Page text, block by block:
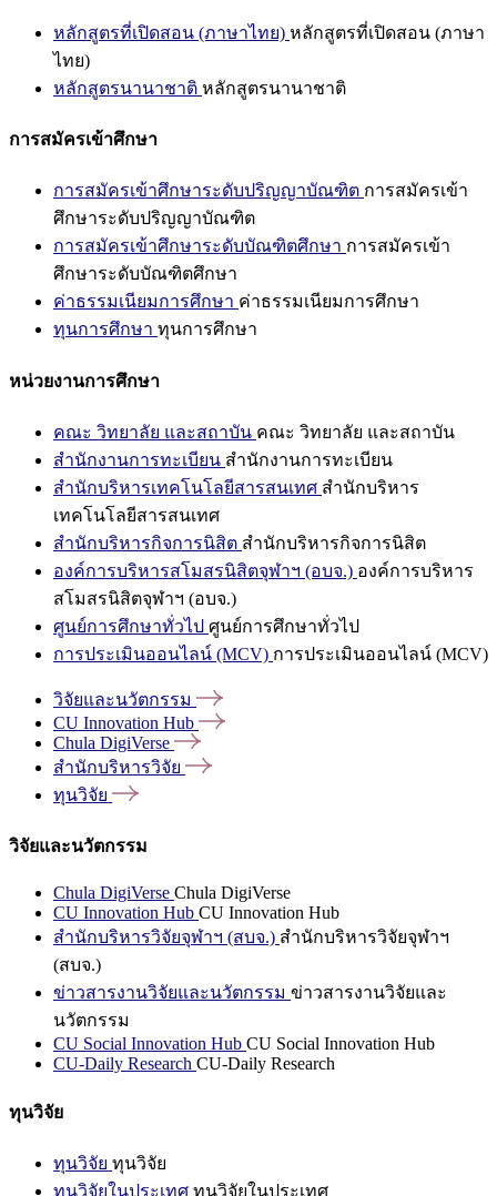
หลักสูตรที่เปิดสอน (ภาษาไทย) หลักสูตรที่เปิดสอน (ภาษา
ไทย)
หลักสูตรนานาชาติ หลักสูตรนานาชาติ
การสมัครเข้าศึกษา
การสมัครเข้าศึกษาระดับปริญญาบัณฑิต การสมัครเข้า
ศึกษาระดับปริญญาบัณฑิต
การสมัครเข้าศึกษาระดับบัณฑิตศึกษา การสมัครเข้า
ศึกษาระดับบัณฑิตศึกษา
ค่าธรรมเนียมการศึกษา ค่าธรรมเนียมการศึกษา
ทุนการศึกษา ทุนการศึกษา
หน่วยงานการศึกษา
คณะ วิทยาลัย และสถาบัน คณะ วิทยาลัย และสถาบัน
สำนักงานการทะเบียน สำนักงานการทะเบียน
สำนักบริหารเทคโนโลยีสารสนเทศ สำนักบริหาร
เทคโนโลยีสารสนเทศ
สำนักบริหารกิจการนิสิต สำนักบริหารกิจการนิสิต
องค์การบริหารสโมสรนิสิตจุฬาฯ (อบจ.) องค์การบริหาร
สโมสรนิสิตจุฬาฯ (อบจ.)
ศูนย์การศึกษาทั่วไป ศูนย์การศึกษาทั่วไป
การประเมินออนไลน์ (MCV) การประเมินออนไลน์ (MCV)
วิจัยและนวัตกรรม
CU Innovation Hub
Chula DigiVerse
สำนักบริหารวิจัย
ทุนวิจัย
วิจัยและนวัตกรรม
Chula DigiVerse Chula DigiVerse
CU Innovation Hub CU Innovation Hub
สำนักบริหารวิจัยจุฬาฯ (สบจ.) สำนักบริหารวิจัยจุฬาฯ
(สบจ.)
ข่าวสารงานวิจัยและนวัตกรรม ข่าวสารงานวิจัยและ
นวัตกรรม
CU Social Innovation Hub CU Social Innovation Hub
CU-Daily Research CU-Daily Research
ทุนวิจัย
ทุนวิจัย ทุนวิจัย
ทุนวิจัยในประเทศ ทุนวิจัยในประเทศ